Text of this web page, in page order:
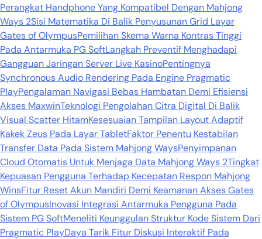
Perangkat Handphone Yang Kompatibel Dengan Mahjong
Ways 2Sisi Matematika Di Balik Penyusunan Grid Layar
Gates of OlympusPemilihan Skema Warna Kontras Tinggi
Pada Antarmuka PG SoftLangkah Preventif Menghadapi
Gangguan Jaringan Server Live KasinoPentingnya
Synchronous Audio Rendering Pada Engine Pragmatic
PlayPengalaman Navigasi Bebas Hambatan Demi Efisiensi
Akses MaxwinTeknologi Pengolahan Citra Digital Di Balik
Visual Scatter HitamKesesuaian Tampilan Layout Adaptif
Kakek Zeus Pada Layar TabletFaktor Penentu Kestabilan
Transfer Data Pada Sistem Mahjong WaysPenyimpanan
Cloud Otomatis Untuk Menjaga Data Mahjong Ways 2Tingkat
Kepuasan Pengguna Terhadap Kecepatan Respon Mahjong
WinsFitur Reset Akun Mandiri Demi Keamanan Akses Gates
of OlympusInovasi Integrasi Antarmuka Pengguna Pada
Sistem PG SoftMeneliti Keunggulan Struktur Kode Sistem Dari
Pragmatic PlayDaya Tarik Fitur Diskusi Interaktif Pada